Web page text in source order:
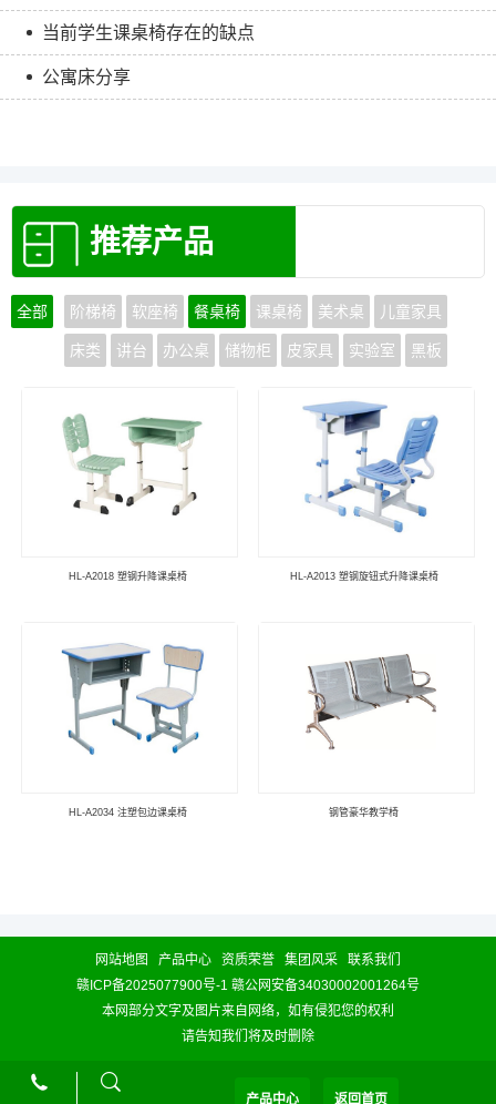
当前学生课桌椅存在的缺点
公寓床分享
推荐产品
全部 阶梯椅 软座椅 餐桌椅 课桌椅 美术桌 儿童家具
床类 讲台 办公桌 储物柜 皮家具 实验室 黑板
HL-A2018 塑钢升降课桌椅 HL-A2013 塑钢旋钮式升降课桌椅
HL-A2034 注塑包边课桌椅 钢管豪华教学椅
网站地图 产品中心 资质荣誉 集团风采
联系我们
赣ICP备2025077900号-1 赣公网安备34030002001264号
本网部分文字及图片来自网络，如有侵犯您的权利
请告知我们将及时删除
产品中心 返回首页